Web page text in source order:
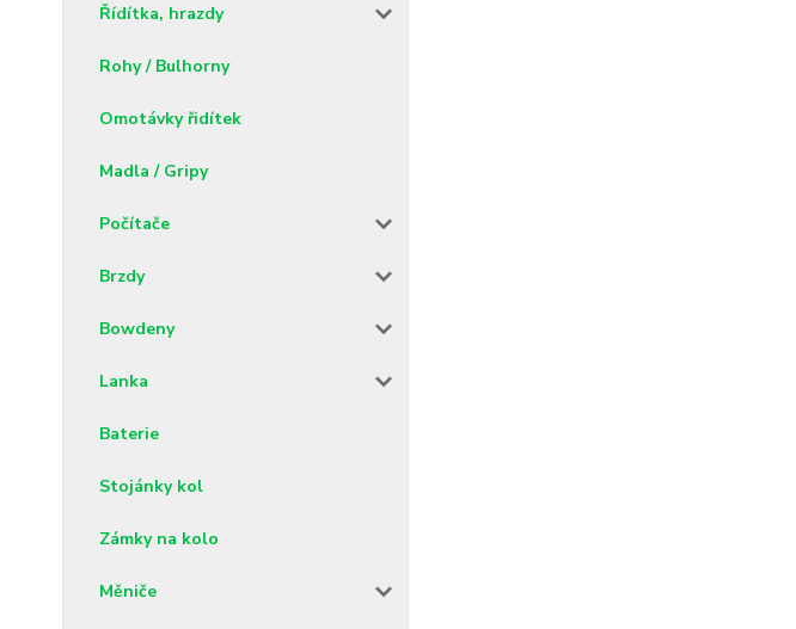
Řídítka, hrazdy
Rohy / Bulhorny
Omotávky řidítek
Madla / Gripy
Počítače
Brzdy
Bowdeny
Lanka
Baterie
Stojánky kol
Zámky na kolo
Měniče